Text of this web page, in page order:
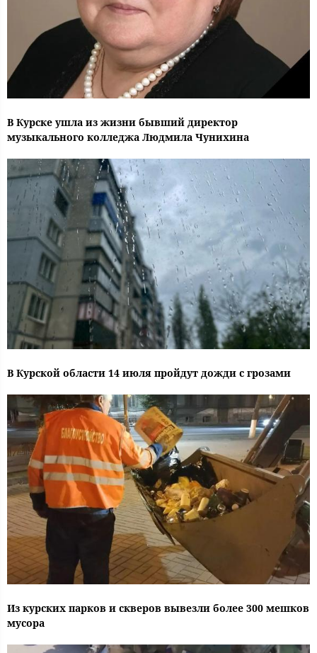
В Курске ушла из жизни бывший директор
музыкального колледжа Людмила Чунихина
В Курской области 14 июля пройдут дожди с грозами
Из курских парков и скверов вывезли более 300 мешков
мусора